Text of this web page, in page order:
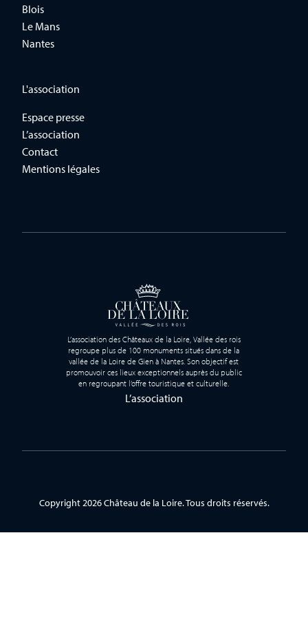
L’association des Châteaux de la Loire, Vallée des rois
regroupe plus de 100 monuments situés dans de la
vallée de la Loire de Gien à Nantes. Son objectif est
promouvoir ces lieux exceptionnels auprès du public
en regroupant l’offre touristique et culturelle.
L’association
Blois
Le Mans
Nantes
L'association
Espace presse
L’association
Contact
Mentions légales
Copyright 2026 Château de la Loire. Tous droits réservés.